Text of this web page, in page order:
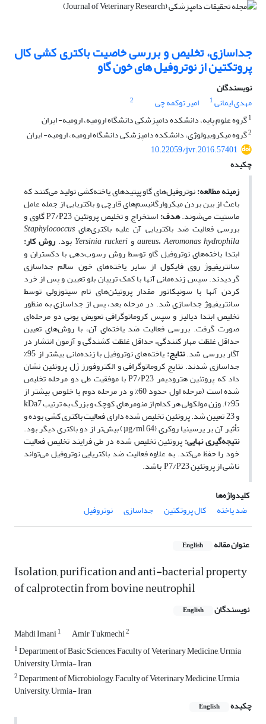
جداسازی، تخلیص و بررسی خاصیت باکتری کشی کال
پروتکتین از نوتروفیل های خون گاو
نویسندگان
مهدی ایمانی1 امیر توکمه چی
2
1گروه علوم پایه، دانشکده دامپزشکی دانشگاه ارومیه، ارومیه- ایران
2گروه میکروبیولوژی، دانشکده دامپزشکی دانشگاه ارومیه، ارومیه- ایران
10.22059/jvr.2016.57401
چکیده
زمینه مطالعه:نوتروفیل‌های گاو پپتیدهای یاخته‌کشی تولید می‌کنند که
باعث از بین بردن میکروارگانیسم‌های قارچی و باکتریایی از جمله عامل
ماستیت می‌شوند.هدف: استخراج و تخلیص پروتئین P7/P23 گاوی و
بررسی فعالیت ضد باکتریایی آن علیه باکتری‌های Staphylococcus
aureus،Aeromonas hydrophila وYersinia ruckeri بود. روش کار:
ابتدا یاخته‌های نوتروفیل گاو توسط روش رسوب‌دهی با دکستران و
سانتریفیوژ روی فایکول از سایر یاخته‌های خون سالم جداسازی
گردیدند. سپس زنده‌مانی آنها با کمک تریپان بلو تعیین و پس از خرد
کردن آنها با سونیکاتور مقدار پروتیئن‌های تام سیتوزولی توسط
سانتریفیوژ جداسازی شد. در مرحله بعد، پس از جداسازی به منظور
تخلیص ابتدا دیالیز و سپس کروماتوگرافی تعویض یونی دو مرحله‌ای
صورت گرفت. بررسی فعالیت ضد یاخته‌ای آن‌، با روش‌های تعیین
حداقل غلظت مهار کنندگی، حداقل غلظت کشندگی و آزمون انتشار در
آگار بررسی شد.نتایج: یاخته‌های نوتروفیل‌ با زنده‌مانی بیشتر از 95%
جداسازی شدند. نتایج کروماتوگرافی و الکتروفورز ژل پروتئین نشان
داد که پروتئین هترودیمر P7/P23 با موفقیت طی دو مرحله تخلیص
شده است (مرحله اول حدود 60% و در مرحله دوم با خلوص بیشتر از
95%). وزن مولکولی هر کدام از منومرهای کوچک و بزرگ به ترتیب kDa‌‌7
و 23 تعیین شد. پروتئین تخلیص شده دارای فعالیت باکتری کشی بوده و
تأثیر آن بر یرسینیا روکری (µg/ml 64) بیش‌تر از دو باکتری دیگر بود.
نتیجه‌گیری نهایی:پروتئین تخلیص شده در طی فرایند تخلیص فعالیت
خود را حفظ می‌کند. به علاوه فعالیت ضد باکتریایی نوتروفیل می‌تواند
ناشی از پروتئین P7/P23 باشد.
کلیدواژه‌ها
ضد یاخته
کال پروتکتین جداسازی نوتروفیل
عنوان مقاله English
Isolation, purification and anti-bacterial property
of calprotectin from bovine neutrophil
نویسندگان English
Mahdi Imani1 Amir Tukmechi2
1Department of Basic Sciences, Faculty of Veterinary Medicine, Urmia
University, Urmia- Iran
2Department of Microbiology, Faculty of Veterinary Medicine, Urmia
University, Urmia- Iran
چکیده
English